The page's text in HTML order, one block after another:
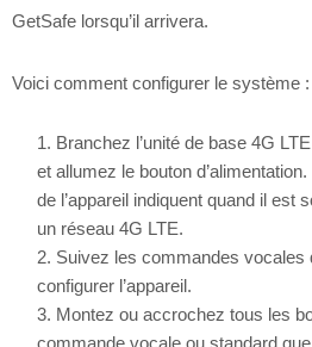
GetSafe lorsqu’il arrivera.
Voici comment configurer le système :
Branchez l’unité de base 4G
et allumez le bouton
de l’appareil indiquent quand il est
un réseau 4G LTE.
Suivez les commandes vocales
configurer l’appareil.
Montez ou accrochez tous les
commande vocale ou standard